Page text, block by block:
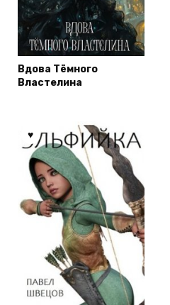
Вдова Тёмного
Властелина